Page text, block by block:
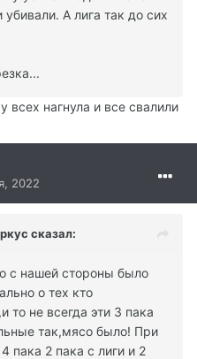
А лига так до сих
всех нагнула и все свалили
2022
сказал:
с нашей стороны было
о тех кто
то не всегда эти 3 пака
так,мясо было! При
пака 2 пака с лиги и 2